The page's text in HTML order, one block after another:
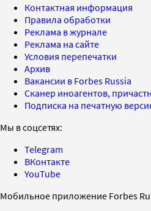
Контактная информация
Правила обработки
Реклама в журнале
Реклама на сайте
Условия перепечатки
Архив
Вакансии в Forbes Russia
Сканер иноагентов,
Подписка на печатную
Мы в соцсетях:
Telegram
ВКонтакте
YouTube
Мобильное приложение Forbes